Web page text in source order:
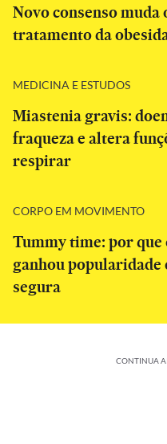
Novo consenso muda
tratamento da
MEDICINA E ESTUDOS
Miastenia gravis:
fraqueza e altera
respirar
CORPO EM MOVIMENTO
Tummy time: por
ganhou
segura
CONTINUA